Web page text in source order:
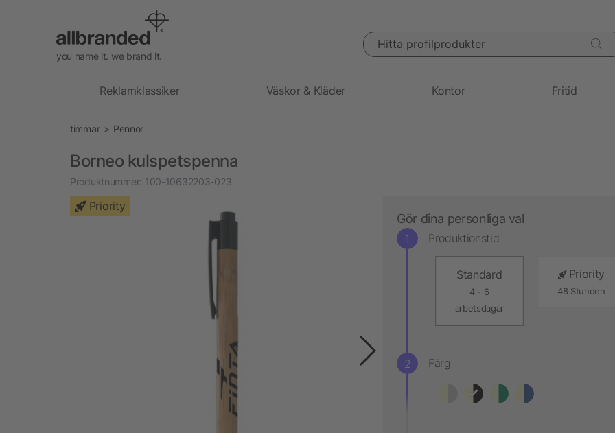
you name it. we brand it.
Hitta profilprodukter
Reklamklassiker Väskor & Kläder Kontor Fritid
timmar Pennor
Borneo kulspetspenna
Produktnummer: 100-10632203-023
Priority
Gör dina personliga val
Produktionstid
Standard
4 - 6
arbetsdagar
Priority
48 Stunden
Färg